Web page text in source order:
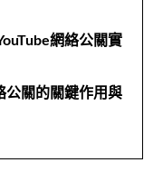
網絡公關實
公關的關鍵作用與